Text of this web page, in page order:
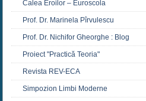
Calea Eroilor – Euroscola
Prof. Dr. Marinela Pîrvulescu
Prof. Dr. Nichifor Gheorghe : Blog
Proiect "Practică Teoria"
Revista REV-ECA
Simpozion Limbi Moderne